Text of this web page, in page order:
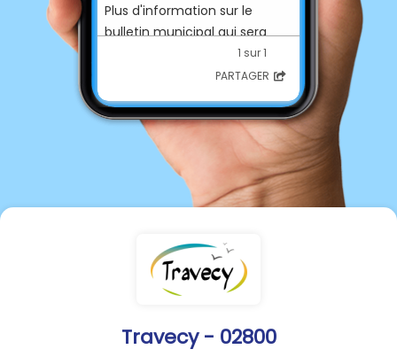
Travecy - 02800
Plus d'information sur le
bulletin municipal qui sera
distribué cette semaine.
2021.
1 sur 1
PARTAGER